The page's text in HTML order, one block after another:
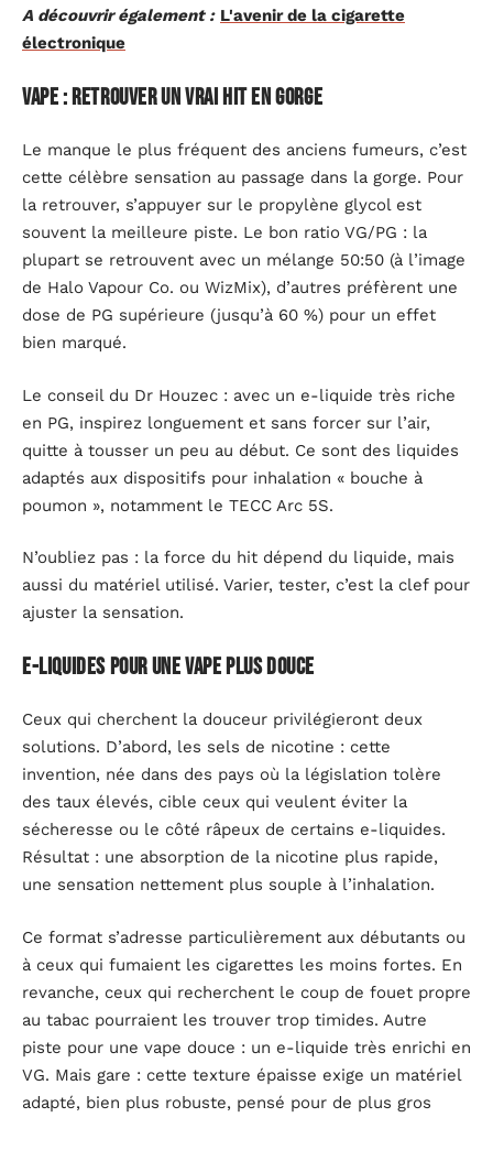
A découvrir également : L'avenir de la cigarette
électronique
Vape : retrouver un vrai hit en gorge
Le manque le plus fréquent des anciens fumeurs, c’est
cette célèbre sensation au passage dans la gorge. Pour
la retrouver, s’appuyer sur le propylène glycol est
souvent la meilleure piste. Le bon ratio VG/PG : la
plupart se retrouvent avec un mélange 50:50 (à l’image
de Halo Vapour Co. ou WizMix), d’autres préfèrent une
dose de PG supérieure (jusqu’à 60 %) pour un effet
bien marqué.
Le conseil du Dr Houzec : avec un e-liquide très riche
en PG, inspirez longuement et sans forcer sur l’air,
quitte à tousser un peu au début. Ce sont des liquides
adaptés aux dispositifs pour inhalation « bouche à
poumon », notamment le TECC Arc 5S.
N’oubliez pas : la force du hit dépend du liquide, mais
aussi du matériel utilisé. Varier, tester, c’est la clef pour
ajuster la sensation.
E-liquides pour une vape plus douce
Ceux qui cherchent la douceur privilégieront deux
solutions. D’abord, les sels de nicotine : cette
invention, née dans des pays où la législation tolère
des taux élevés, cible ceux qui veulent éviter la
sécheresse ou le côté râpeux de certains e-liquides.
Résultat : une absorption de la nicotine plus rapide,
une sensation nettement plus souple à l’inhalation.
Ce format s’adresse particulièrement aux débutants ou
à ceux qui fumaient les cigarettes les moins fortes. En
revanche, ceux qui recherchent le coup de fouet propre
au tabac pourraient les trouver trop timides. Autre
piste pour une vape douce : un e-liquide très enrichi en
VG. Mais gare : cette texture épaisse exige un matériel
adapté, bien plus robuste, pensé pour de plus gros